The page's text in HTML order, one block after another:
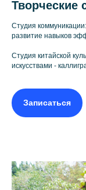
Творческие
Студия
развитие навыков
Студия китайской
искусствами -
Записаться